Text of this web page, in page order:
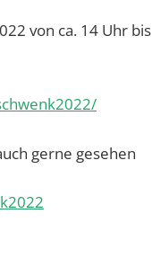
von ca. 14 Uhr bis
gerne gesehen